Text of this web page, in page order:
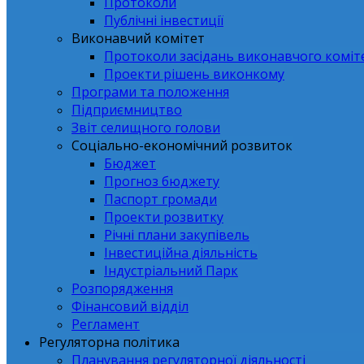
Публічні інвестиції
Виконавчий комітет
Протоколи засідань виконавчого
Проекти рішень виконкому
Програми та положення
Підприємництво
Звіт селищного голови
Соціально-економічний розвиток
Бюджет
Прогноз бюджету
Паспорт громади
Проекти розвитку
Річні плани закупівель
Інвестиційна діяльність
Індустріальний Парк
Розпорядження
Фінансовий відділ
Регламент
Регуляторна політика
Планування регуляторної діяльності